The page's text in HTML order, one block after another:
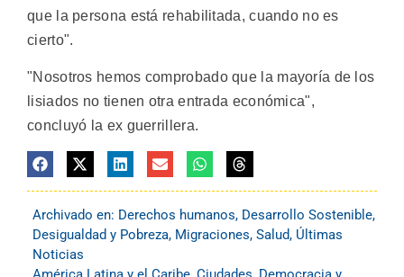
que la persona está rehabilitada, cuando no es
cierto".
"Nosotros hemos comprobado que la mayoría de los
lisiados no tienen otra entrada económica",
concluyó la ex guerrillera.
Archivado en: Derechos humanos, Desarrollo Sostenible,
Desigualdad y Pobreza, Migraciones, Salud, Últimas
Noticias